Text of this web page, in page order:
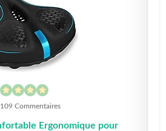
109 Commentaires
Ergonomique pour